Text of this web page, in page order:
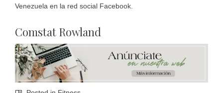
Venezuela en la red social Facebook.
Comstat Rowland